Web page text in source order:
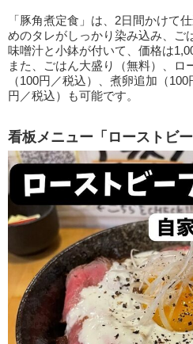
「豚角煮定食」は、2日間かけて
めのタレがしっかり染み込み、ご
味噌汁と小鉢が付いて、価格は
また、ごはん大盛り（無料）、ロ
（100円／税込）、煮卵追加（
円／税込）も可能です。
看板メニュー「ローストビー